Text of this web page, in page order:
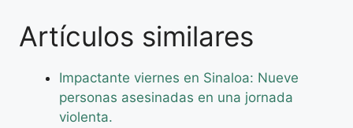
Artículos similares
Impactante viernes en Sinaloa: Nueve
personas asesinadas en una jornada
violenta.